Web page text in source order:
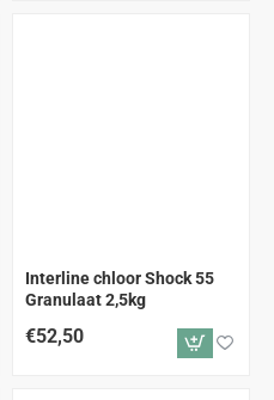
Interline chloor Shock 55
Granulaat 2,5kg
€52,50